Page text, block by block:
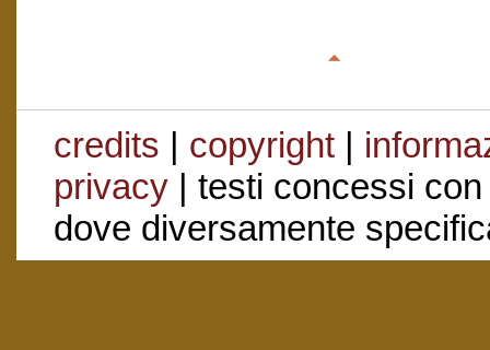
credits | copyright|
privacy| testi concessi
dove diversamente